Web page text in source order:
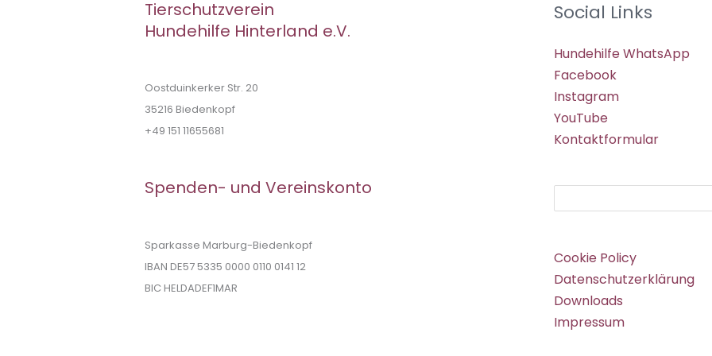
Tierschutzverein
Hundehilfe Hinterland e.V.
Oostduinkerker Str. 20
35216 Biedenkopf
+49 151 11655681
Spenden- und Vereinskonto
Sparkasse Marburg-Biedenkopf
IBAN DE57 5335 0000 0110 0141 12
BIC HELDADEF1MAR
Social Links
Hundehilfe WhatsApp
Facebook
Instagram
YouTube
Kontaktformular
Cookie Policy
Datenschutzerklärung
Downloads
Impressum